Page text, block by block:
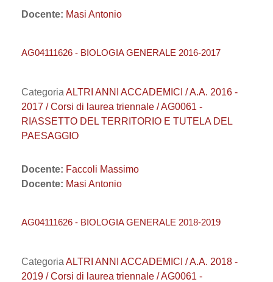
Docente: Masi Antonio
AG04111626 - BIOLOGIA GENERALE 2016-2017
Categoria ALTRI ANNI ACCADEMICI / A.A. 2016 -
2017 / Corsi di laurea triennale / AG0061 -
RIASSETTO DEL TERRITORIO E TUTELA DEL
PAESAGGIO
Docente: Faccoli Massimo
Docente: Masi Antonio
AG04111626 - BIOLOGIA GENERALE 2018-2019
Categoria ALTRI ANNI ACCADEMICI / A.A. 2018 -
2019 / Corsi di laurea triennale / AG0061 -